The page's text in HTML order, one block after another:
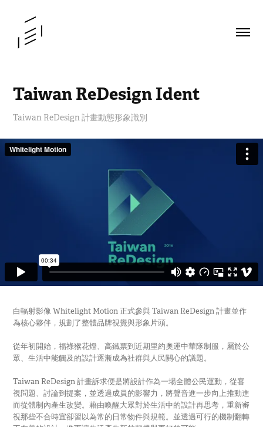
Taiwan ReDesign Ident
Taiwan ReDesign 計畫動態形象識別
白輻射影像 Whitelight Motion 正式參與 Taiwan ReDesign 計畫並作
為核心夥伴，規劃了整體品牌視覺與形象片頭。
從年初開始，福祿猴花燈、高鐵票到近期里約奧運中華隊制服，屬於公
眾、生活中能觸及的設計逐漸成為社群與人民關心的議題。
Taiwan ReDesign 計畫訴求便是將設計作為一場全體公民運動，從審
視問題、討論到提案，並透過成員的影響力，將聲音進一步向上推動進
而從體制內產生改變。藉由喚醒大眾對於生活中的設計再思考，重新審
視那些不合時宜卻習以為常的日常物件與規範。並透過可行的機制翻轉